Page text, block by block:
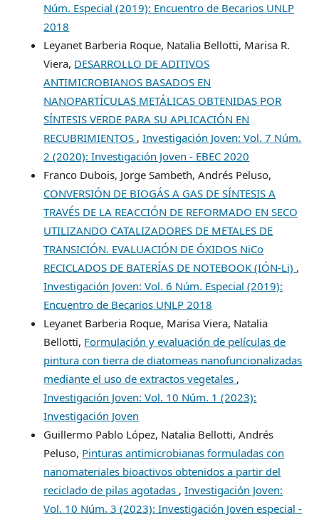
Núm. Especial (2019): Encuentro de Becarios UNLP
2018
Leyanet Barberia Roque, Natalia Bellotti, Marisa R.
Viera, DESARROLLO DE ADITIVOS
ANTIMICROBIANOS BASADOS EN
NANOPARTÍCULAS METÁLICAS OBTENIDAS POR
SÍNTESIS VERDE PARA SU APLICACIÓN EN
RECUBRIMIENTOS ,Investigación Joven: Vol. 7 Núm.
2 (2020): Investigación Joven - EBEC 2020
Franco Dubois, Jorge Sambeth, Andrés Peluso,
CONVERSIÓN DE BIOGÁS A GAS DE SÍNTESIS A
TRAVÉS DE LA REACCIÓN DE REFORMADO EN SECO
UTILIZANDO CATALIZADORES DE METALES DE
TRANSICIÓN. EVALUACIÓN DE ÓXIDOS NiCo
RECICLADOS DE BATERÍAS DE NOTEBOOK (IÓN-Li) ,
Investigación Joven: Vol. 6 Núm. Especial (2019):
Encuentro de Becarios UNLP 2018
Leyanet Barberia Roque, Marisa Viera, Natalia
Bellotti, Formulación y evaluación de películas de
pintura con tierra de diatomeas nanofuncionalizadas
mediante el uso de extractos vegetales ,
Investigación Joven: Vol. 10 Núm. 1 (2023):
Investigación Joven
Guillermo Pablo López, Natalia Bellotti, Andrés
Peluso, Pinturas antimicrobianas formuladas con
nanomateriales bioactivos obtenidos a partir del
reciclado de pilas agotadas ,Investigación Joven:
Vol. 10 Núm. 3 (2023): Investigación Joven especial -